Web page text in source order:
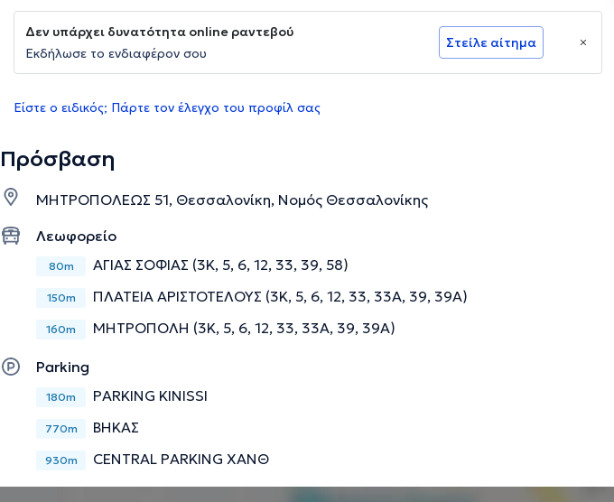
Δεν υπάρχει δυνατότητα online ραντεβού
Εκδήλωσε το ενδιαφέρον σου
Στείλε αίτημα
Είστε ο ειδικός; Πάρτε τον έλεγχο του προφίλ σας
Πρόσβαση
ΜΗΤΡΟΠΟΛΕΩΣ 51, Θεσσαλονίκη, Νομός Θεσσαλονίκης
Λεωφορείο
80m ΑΓΙΑΣ ΣΟΦΙΑΣ (3Κ, 5, 6, 12, 33, 39, 58)
150m ΠΛΑΤΕΙΑ ΑΡΙΣΤΟΤΕΛΟΥΣ (3Κ, 5, 6, 12, 33, 33Α, 39, 39Α)
160m ΜΗΤΡΟΠΟΛΗ (3Κ, 5, 6, 12, 33, 33Α, 39, 39Α)
Parking
180m PARKING KINISSI
770m ΒΗΚΑΣ
930m CENTRAL PARKING ΧΑΝΘ